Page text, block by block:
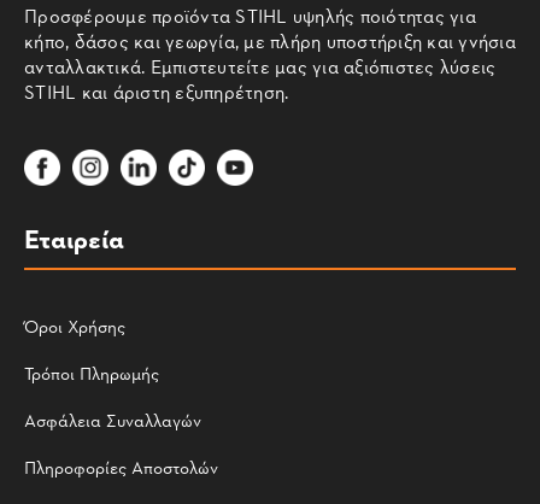
Προσφέρουμε προϊόντα STIHL υψηλής ποιότητας για
κήπο, δάσος και γεωργία, με πλήρη υποστήριξη και γνήσια
ανταλλακτικά. Εμπιστευτείτε μας για αξιόπιστες λύσεις
STIHL και άριστη εξυπηρέτηση.
Εταιρεία
Όροι Χρήσης
Τρόποι Πληρωμής
Ασφάλεια Συναλλαγών
Πληροφορίες Αποστολών